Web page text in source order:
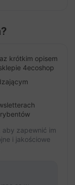
krótkim opisem
4ecoshop
aby zapewnić im
i jakościowe